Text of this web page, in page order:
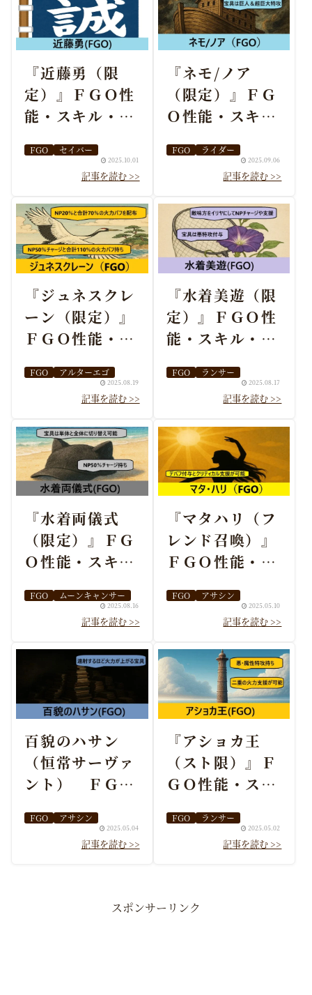
『近藤勇（限
定）』ＦＧＯ性
能・スキル・お
め
2025.10.01
FGO セイバー
『ネモ/ノア
（限定）』ＦＧ
Ｏ性能・スキ
成まとめ
2025.09.06
FGO ライダー
『ジュネスクレ
ーン（限定）』
ＦＧＯ性能・ス
編成まとめ 2025.08.19
FGO アルターエゴ
『水着美遊（限
定）』ＦＧＯ性
能・スキル・お
め
2025.08.17
FGO ランサー
『水着両儀式
（限定）』ＦＧ
Ｏ性能・スキ
成まとめ
2025.08.16
FGO ムーンキャンサー
『マタハリ（フ
レンド召喚）』
ＦＧＯ性能・ス
編成まとめ 2025.05.10
FGO アサシン
百貌のハサン
（恒常サーヴァ
ント） ＦＧＯ
おすすめ編成ま
2025.05.04
FGO アサシン
『アショカ王
（スト限）』Ｆ
ＧＯ性能・スキ
成まとめ
2025.05.02
FGO ランサー
スポンサーリンク